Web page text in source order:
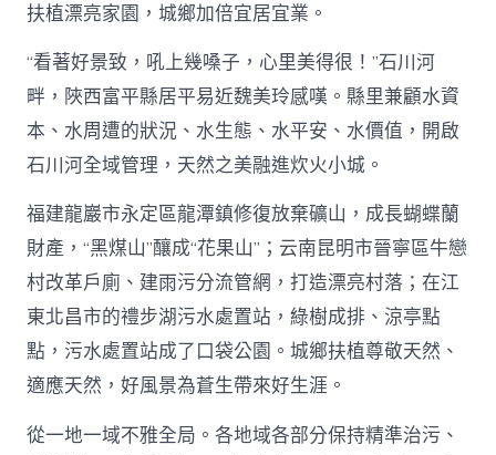
扶植漂亮家園，城鄉加倍宜居宜業。
“看著好景致，吼上幾嗓子，心里美得很！”石川河
畔，陜西富平縣居平易近魏美玲感嘆。縣里兼顧水資
本、水周遭的狀況、水生態、水平安、水價值，開啟
石川河全域管理，天然之美融進炊火小城。
福建龍巖市永定區龍潭鎮修復放棄礦山，成長蝴蝶蘭
財產，“黑煤山”釀成“花果山”；云南昆明市晉寧區牛戀
村改革戶廁、建雨污分流管網，打造漂亮村落；在江
東北昌市的禮步湖污水處置站，綠樹成排、涼亭點
點，污水處置站成了口袋公園。城鄉扶植尊敬天然、
適應天然，好風景為蒼生帶來好生涯。
從一地一域不雅全局。各地域各部分保持精準治污、